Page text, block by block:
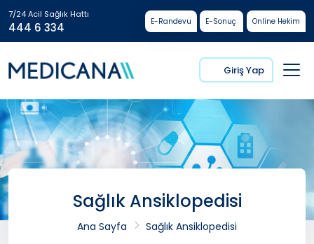
7/24 Acil Sağlık Hattı
444 6 334 E-Randevu E-Sonuç Online Hekim
Giriş Yap
Sağlık Ansiklopedisi
Ana Sayfa Sağlık Ansiklopedisi